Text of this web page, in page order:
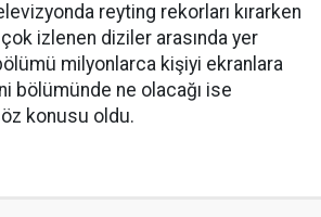
reyting rekorları kırarken
çok izlenen diziler arasında yer
milyonlarca kişiyi ekranlara
bölümünde ne olacağı ise
konusu oldu.